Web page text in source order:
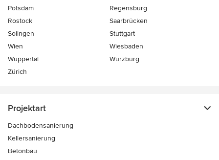
Potsdam
Regensburg
Rostock
Saarbrücken
Solingen
Stuttgart
Wien
Wiesbaden
Wuppertal
Würzburg
Zürich
Projektart
Dachbodensanierung
Kellersanierung
Betonbau